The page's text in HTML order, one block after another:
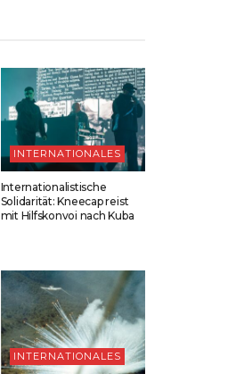
INTERNATIONALES
Internationalistische
Solidarität: Kneecap reist
mit Hilfskonvoi nach Kuba
INTERNATIONALES